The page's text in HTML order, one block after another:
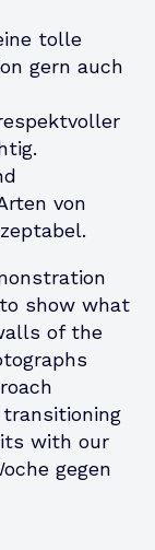
tolle
gern auch
von
show what
of the
with our
gegen